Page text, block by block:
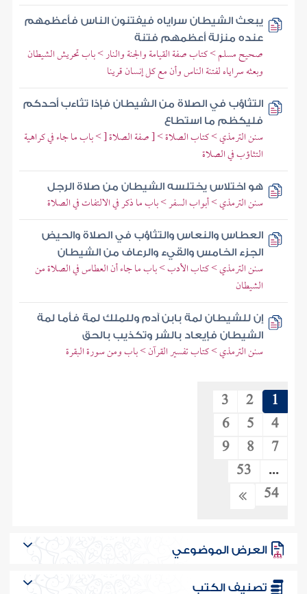
يبعث الشيطان سراياه فيفتنون الناس فأعظمهم
عنده منزلة أعظمهم فتنة
صحيح مسلم > كتاب صفة القيامة والجنة والنار > باب تحريش الشيطان
وبعثه سراياه لفتنة الناس وأن مع كل إنسان قرينا
التثاؤب في الصلاة من الشيطان فإذا تثاءب أحدكم
فليكظم ما استطاع
سنن الترمذي > كتاب الصلاة > [ صفة الصلاة [ > باب ما جاء في كراهية
التثاؤب في الصلاة
هو اختلاس يختلسه الشيطان من صلاة الرجل
سنن الترمذي > أبواب السفر > باب ما ذكر في الالتفات في الصلاة
العطاس والنعاس والتثاؤب في الصلاة والحيض
الجزء الخامس والقيء والرعاف من الشيطان
سنن الترمذي > كتاب الأدب > باب ما جاء أن العطاس في الصلاة من
الشيطان
إن للشيطان لمة بابن آدم وللملك لمة فأما لمة
الشيطان فإيعاد بالشر وتكذيب بالحق
سنن الترمذي > كتاب تفسير القرآن > باب ومن سورة البقرة
1
2
3
4
5
6
7
8
9
...
53
54
العرض الموضوعي
تصنيف الكتب